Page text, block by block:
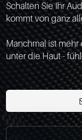
Standorte
Kontakt
0049-861-900290
info@bimmer-
Schalten Sie Ihr
kommt von ganz
Manchmal ist
unter die Haut -